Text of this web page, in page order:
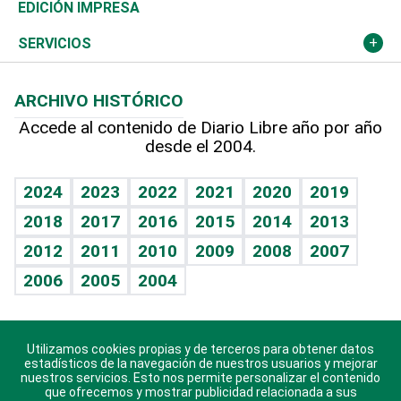
Resto del mundo
Economía personal
Novedades
Podcast Arte Libre
Hablando con el pediatra
Vida y familia
Eñe
Celebrando la vida
Sin complejos
En pocas palabras
Escuchando al corazón
Economía Personal
Olimpismo
Más deportes
Línea de hit
TBT Deportivo
Noticiero Poteleche
Columnistas
Martes de tecnología
Cambio climático
Deportes
Opinión
Hecho en casa
Guía del dinero
EDICIÓN IMPRESA
SERVICIOS
Cumpleaños
Horóscopos
Crucigramas
ARCHIVO HISTÓRICO
Accede al contenido de Diario Libre año por año
desde el 2004.
2024 2023 2022 2021 2020
2019
2018
2017 2016 2015 2014
2013
2012
2011 2010 2009 2008
2007
2006
2005 2004
Descarga nuestras aplicaciones para Android, iOS y
sistema Huawei.
Utilizamos cookies propias y de terceros para obtener datos
estadísticos de la navegación de nuestros usuarios y mejorar
nuestros servicios. Esto nos permite personalizar el contenido
que ofrecemos y mostrar publicidad relacionada a sus